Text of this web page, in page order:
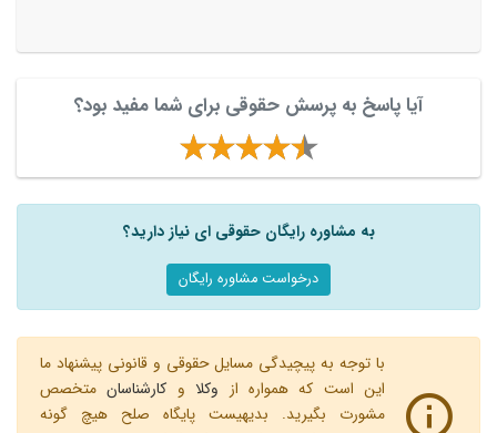
آیا پاسخ به پرسش حقوقی برای شما مفید بود؟
به مشاوره رایگان حقوقی ای نیاز دارید؟
درخواست مشاوره رایگان
با توجه به پیچیدگی مسایل حقوقی و قانونی پیشنهاد ما
این است که همواره از وکلاو کارشناسانمتخصص
مشورت بگیرید. بدیهیست پایگاه صلح هیچ گونه